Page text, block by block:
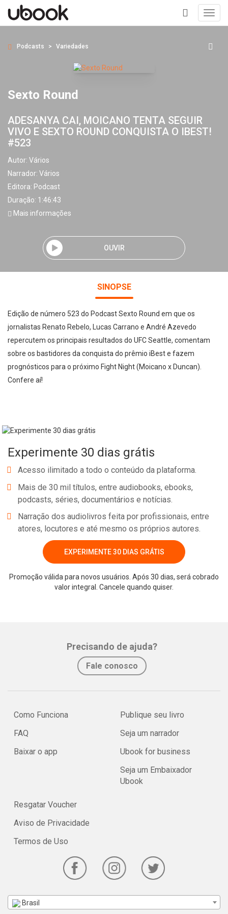
+
Podcasts Variedades
Sexto Round
ADESANYA CAI, MOICANO TENTA SEGUIR
VIVO E SEXTO ROUND CONQUISTA O IBEST!
#523
Autor: Vários
Narrador: Vários
Editora: Podcast
Duração: 1:46:43
Mais informações
OUVIR
SINOPSE
Edição de número 523 do Podcast Sexto Round em que os
jornalistas Renato Rebelo, Lucas Carrano e André Azevedo
repercutem os principais resultados do UFC Seattle, comentam
sobre os bastidores da conquista do prêmio iBest e fazem
prognósticos para o próximo Fight Night (Moicano x Duncan).
Confere aí!
Experimente 30 dias grátis
Acesso ilimitado a todo o conteúdo da plataforma.
Mais de 30 mil títulos, entre audiobooks, ebooks,
podcasts, séries, documentários e notícias.
Narração dos audiolivros feita por profissionais, entre
atores, locutores e até mesmo os próprios autores.
EXPERIMENTE 30 DIAS GRÁTIS
Promoção válida para novos usuários. Após 30 dias, será cobrado
valor integral. Cancele quando quiser.
Precisando de ajuda?
Fale conosco
Como Funciona
FAQ
Baixar o app
Publique seu livro
Seja um narrador
Ubook for business
Seja um Embaixador
Ubook
Resgatar Voucher
Aviso de Privacidade
Termos de Uso
Brasil
Whatsapp Facebook Twitter